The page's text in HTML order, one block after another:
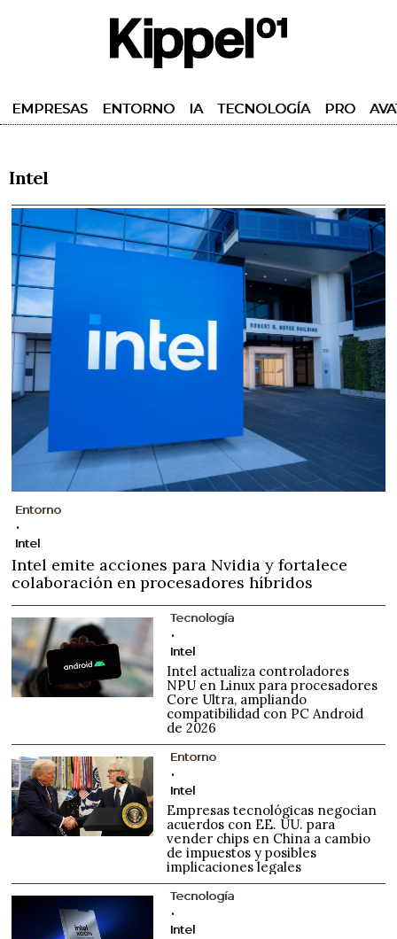
EMPRESAS ENTORNO IA TECNOLOGÍA PRO
Intel
Entorno
Intel
Intel emite acciones para Nvidia y fortalece
colaboración en procesadores híbridos
Tecnología
Intel
Intel actualiza controladores
NPU en Linux para procesadores
Core Ultra, ampliando
compatibilidad con PC Android
de 2026
Entorno
Intel
Empresas tecnológicas negocian
acuerdos con EE. UU. para
vender chips en China a cambio
de impuestos y posibles
implicaciones legales
Tecnología
Intel